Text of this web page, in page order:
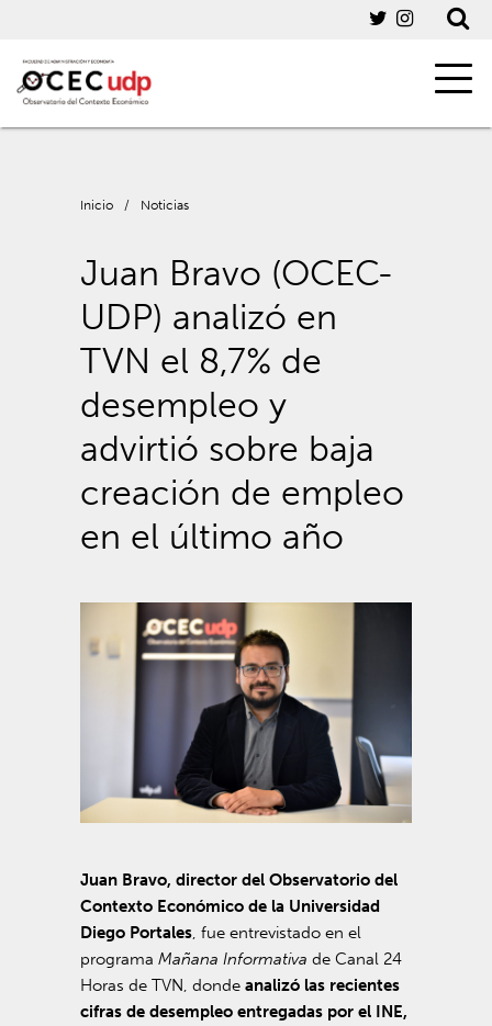
Inicio / Noticias
Juan Bravo (OCEC-
UDP) analizó en
TVN el 8,7% de
desempleo y
advirtió sobre baja
creación de empleo
en el último año
Juan Bravo, director del Observatorio del
Contexto Económico de la Universidad
Diego Portales, fue entrevistado en el
programaMañana Informativa de Canal 24
Horas de TVN, donde analizó las recientes
cifras de desempleo entregadas por el INE,